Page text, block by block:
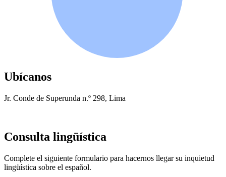
Ubícanos
Jr. Conde de Superunda n.º 298, Lima
Consulta lingüística
Complete el siguiente formulario para hacernos llegar su inquietud
lingüística sobre el español.